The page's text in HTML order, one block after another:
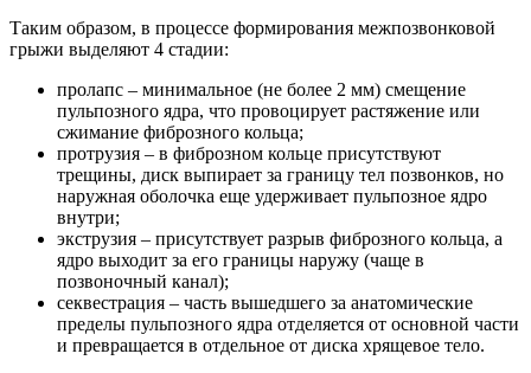
Таким образом, в процессе формирования межпозвонковой
грыжи выделяют 4 стадии:
пролапс – минимальное (не более 2 мм) смещение
пульпозного ядра, что провоцирует растяжение или
сжимание фиброзного кольца;
протрузия – в фиброзном кольце присутствуют
трещины, диск выпирает за границу тел позвонков, но
наружная оболочка еще удерживает пульпозное ядро
внутри;
экструзия – присутствует разрыв фиброзного кольца, а
ядро выходит за его границы наружу (чаще в
позвоночный канал);
секвестрация – часть вышедшего за анатомические
пределы пульпозного ядра отделяется от основной части
и превращается в отдельное от диска хрящевое тело.